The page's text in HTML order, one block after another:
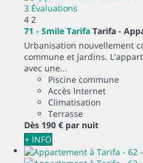
3 Évaluations
4 2
71 - Smile Tarifa Tarifa -
Urbanisation nouvellement
commune et jardins.
avec une...
Piscine commune
Accès Internet
Climatisation
Terrasse
Dès 190 € par nuit
+ INFO